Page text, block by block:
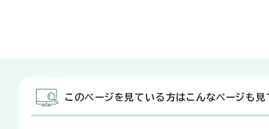
このページを見ている方はこんなページも見